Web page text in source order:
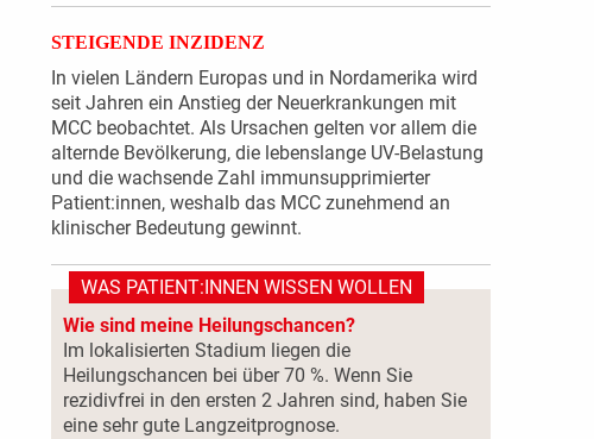
STEIGENDE INZIDENZ
In vielen Ländern Europas und in Nordamerika wird
seit Jahren ein Anstieg der Neuerkrankungen mit
MCC beobachtet. Als Ursachen gelten vor allem die
alternde Bevölkerung, die lebenslange UV-Belastung
und die wachsende Zahl immunsupprimierter
Patient:innen, weshalb das MCC zunehmend an
klinischer Bedeutung gewinnt.
WAS PATIENT:INNEN WISSEN WOLLEN
Wie sind meine Heilungschancen?
Im lokalisierten Stadium liegen die
Heilungschancen bei über 70 %. Wenn Sie
rezidivfrei in den ersten 2 Jahren sind, haben Sie
eine sehr gute Langzeitprognose.